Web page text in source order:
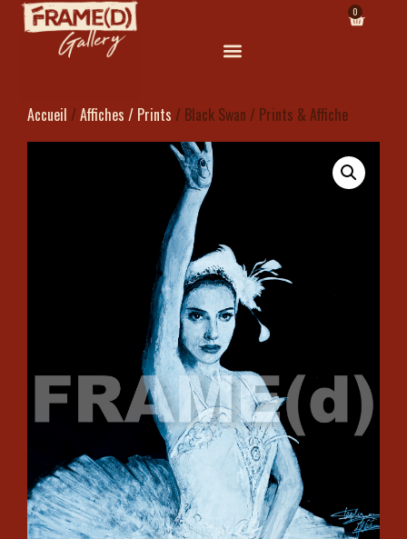
0
Accueil / Affiches / Prints / Black Swan / Prints & Affiche